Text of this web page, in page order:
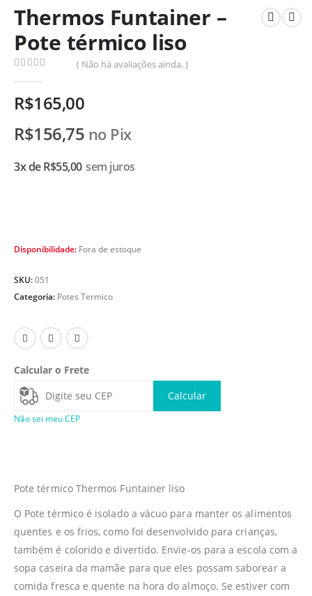
Thermos Funtainer –
Pote térmico liso
( Não há avaliações ainda. )
R$165,00
R$156,75 no Pix
3x deR$55,00 sem juros
Disponibilidade: Fora de estoque
SKU:051
Categoria: Potes Termico
Calcular o Frete
Calcular
Não sei meu CEP
Pote térmico Thermos Funtainer liso
O Pote térmico é isolado a vácuo para manter os alimentos
quentes e os frios, como foi desenvolvido para crianças,
também é colorido e divertido. Envie-os para a escola com a
sopa caseira da mamãe para que eles possam saborear a
comida fresca e quente na hora do almoço. Se estiver com